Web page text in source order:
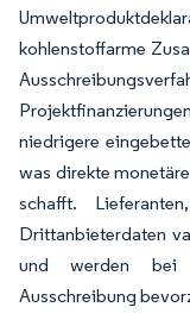
kohlenstoffarme
niedrigere
was direkte
schafft.
Drittanbieterdaten
und werden bei
Ausschreibung